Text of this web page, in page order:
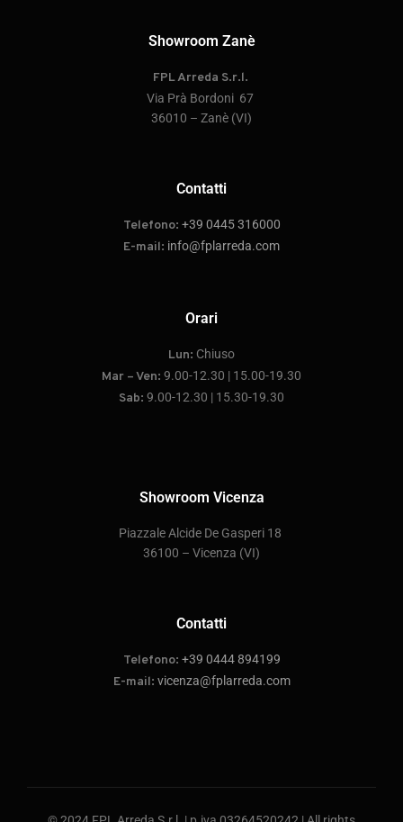
Showroom Zanè
FPL Arreda S.r.l.
Via Prà Bordoni 67
36010 – Zanè (VI)
Contatti
Telefono: +39 0445 316000
E-mail: info@fplarreda.com
Orari
Lun: Chiuso
Mar – Ven: 9.00-12.30 | 15.00-19.30
Sab: 9.00-12.30 | 15.30-19.30
Showroom Vicenza
Piazzale Alcide De Gasperi 18
36100 – Vicenza (VI)
Contatti
Telefono: +39 0444 894199
E-mail: vicenza@fplarreda.com